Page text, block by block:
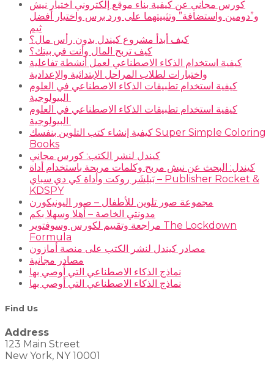
كورس مجاني عن كيفية بناء موقع إلكتروني اختيار نيش
و”دومين واستضافة” وتثبيتهما على ورد برس واختيار أفضل
ثيم
كيف أبدأ مشروع كيندل بدون رأس مال؟
كيف تربح المال وأنت في بيتك؟
كيفية استخدام الذكاء الاصطناعي لعمل أنشطة تفاعلية
واختبارات لطلاب المراحل الإبتدائية والإعدادية
كيفية استخدام تطبيقات الذكاء الاصطناعي في العلوم
كيفية استخدام تطبيقات الذكاء الاصطناعي في العلوم
كيفية إنشاء كتب التلوين بنفسك Super Simple Coloring
Books
كيندل لنشر الكتب: كورس مجاني
كيندل: البحث عن نيش مربح وكلمات مربحة باستخدام أداة
بَبلِشَر روكت وأداة كي دي سباي – Publisher Rocket &
KDSPY
مجموعة صور تلوين للأطفال – صور اليونيكورن
مدونتي الخاصة – أهلا وسهلا بكم
مراجعة وتقييم لكورس وسوفتوير The Lockdown
Formula
مصادر كيندل لنشر الكتب على منصة أمازون
مصادر مجانية
نماذج الذكاء الاصطناعي التي أوصي بها
نماذج الذكاء الاصطناعي التي أوصي بها
Find Us
Address
123 Main Street
New York, NY 10001